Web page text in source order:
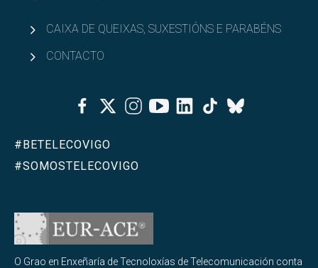
CAIXA DE QUEIXAS, SUXESTIÓNS E PARABÉNS
CONTACTO
FacebookTwitterInstagramYoutubeLinkedinTiktok
Bluesky
#BETELECOVIGO
#SOMOSTELECOVIGO
O Grao en Enxeñaría de Tecnoloxías de Telecomunicación conta